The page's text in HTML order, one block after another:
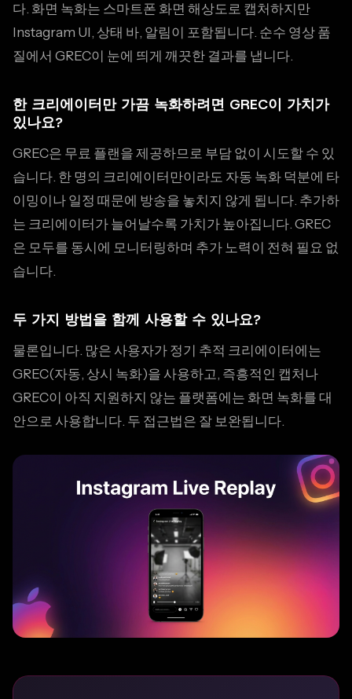
다. 화면 녹화는 스마트폰 화면 해상도로 캡처하지만
Instagram UI, 상태 바, 알림이 포함됩니다. 순수 영상 품
질에서 GREC이 눈에 띄게 깨끗한 결과를 냅니다.
한 크리에이터만 가끔 녹화하려면 GREC이 가치가
있나요?
GREC은 무료 플랜을 제공하므로 부담 없이 시도할 수 있
습니다. 한 명의 크리에이터만이라도 자동 녹화 덕분에 타
이밍이나 일정 때문에 방송을 놓치지 않게 됩니다. 추가하
는 크리에이터가 늘어날수록 가치가 높아집니다. GREC
은 모두를 동시에 모니터링하며 추가 노력이 전혀 필요 없
습니다.
두 가지 방법을 함께 사용할 수 있나요?
물론입니다. 많은 사용자가 정기 추적 크리에이터에는
GREC(자동, 상시 녹화)을 사용하고, 즉흥적인 캡처나
GREC이 아직 지원하지 않는 플랫폼에는 화면 녹화를 대
안으로 사용합니다. 두 접근법은 잘 보완됩니다.